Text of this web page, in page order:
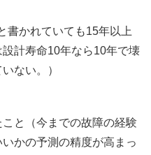
書かれていても15年以上
計寿命10年なら10年で壊
ない。）
と（今までの故障の経験
かの予測の精度が高まっ